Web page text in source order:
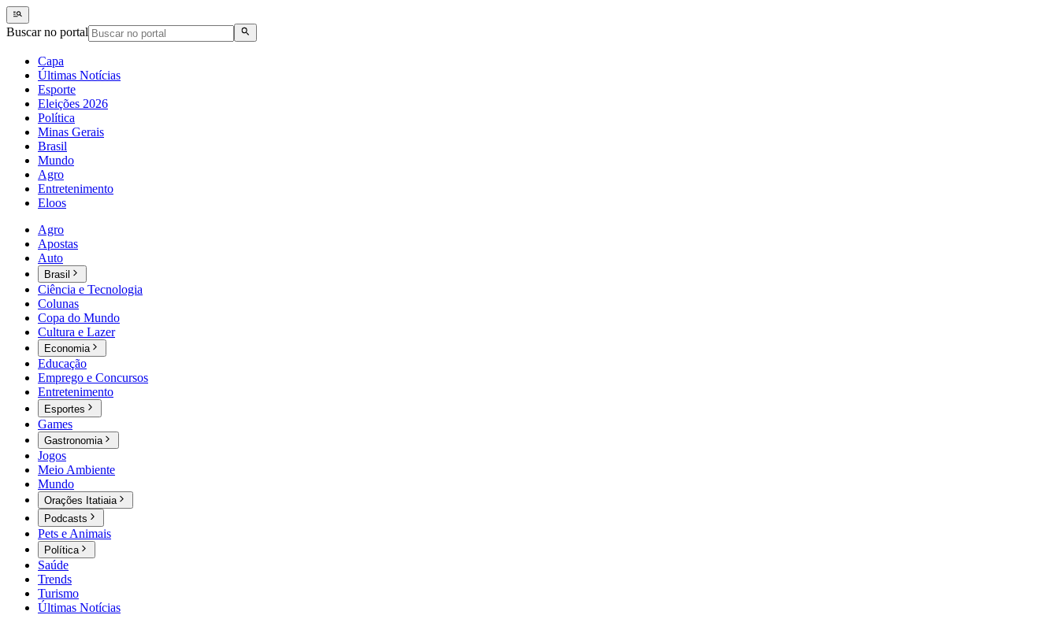
Buscar no portal
Capa
Últimas Notícias
Esporte
Eleições 2026
Política
Minas Gerais
Brasil
Mundo
Agro
Entretenimento
Eloos
Agro
Apostas
Auto
Brasil
Ciência e Tecnologia
Colunas
Copa do Mundo
Cultura e Lazer
Economia
Educação
Emprego e Concursos
Entretenimento
Esportes
Games
Gastronomia
Jogos
Meio Ambiente
Mundo
Orações Itatiaia
Podcasts
Pets e Animais
Política
Saúde
Trends
Turismo
Últimas Notícias